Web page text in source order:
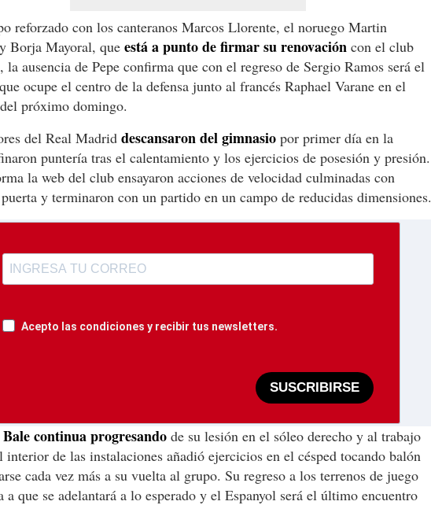
reforzado con los canteranos Marcos Llorente, el noruego Martin
Borja Mayoral, que está a punto de firmar su renovación con el club
la ausencia de Pepe confirma que con el regreso de Sergio Ramos será el
ocupe el centro de la defensa junto al francés Raphael Varane en el
próximo domingo.
del Real Madrid descansaron del gimnasio por primer día en la
puntería tras el calentamiento y los ejercicios de posesión y presión.
la web del club ensayaron acciones de velocidad culminadas con
y terminaron con un partido en un campo de reducidas dimensiones.
Acepto las condiciones y recibir tus newsletters.
SUSCRIBIRSE
continua progresando de su lesión en el sóleo derecho y al trabajo
interior de las instalaciones añadió ejercicios en el césped tocando balón
cada vez más a su vuelta al grupo. Su regreso a los terrenos de juego
a que se adelantará a lo esperado y el Espanyol será el último encuentro